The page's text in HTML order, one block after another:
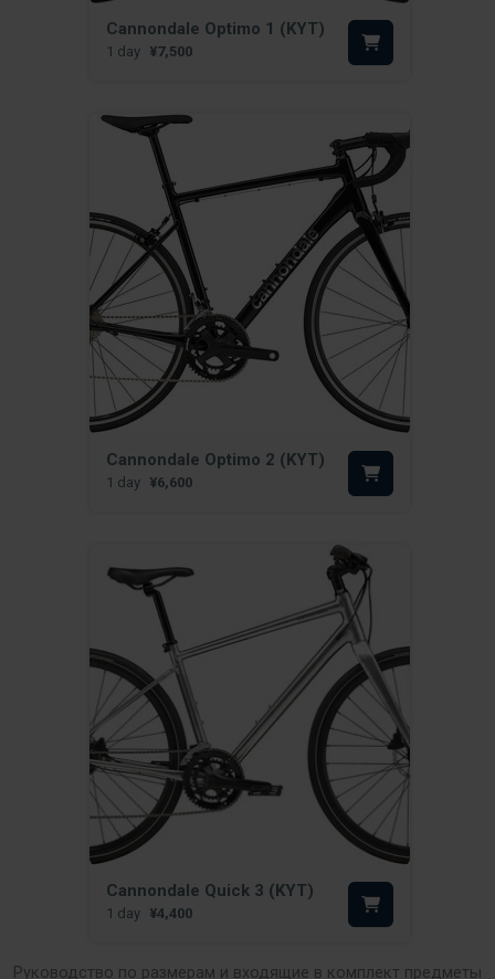
Cannondale Optimo 1 (KYT)
1 day ¥7,500
Cannondale Optimo 2 (KYT)
1 day ¥6,600
Cannondale Quick 3 (KYT)
1 day ¥4,400
Руководство по размерам и входящие в комплект предметы